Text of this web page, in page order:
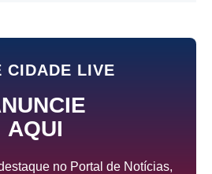
CIDADE LIVE
AQUI
no Portal de Notícias,